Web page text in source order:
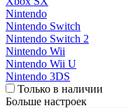
Nintendo
Nintendo Switch
Nintendo Switch 2
Nintendo Wii
Nintendo Wii U
Nintendo 3DS
Только в наличии
Больше настроек